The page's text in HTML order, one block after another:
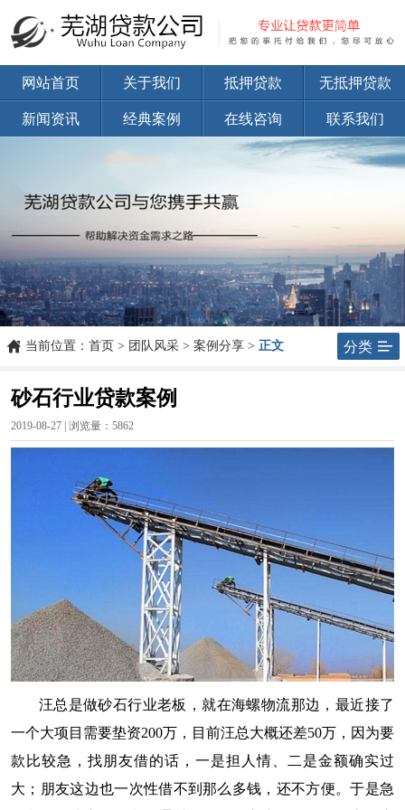
网站首页 关于我们 抵押贷款 无抵押贷款
新闻资讯 经典案例 在线咨询 联系我们
分类 
 当前位置： 首页 > 团队风采 > 案例分享 > 正文
砂石行业贷款案例
2019-08-27 | 浏览量：5862
汪总是做砂石行业老板，就在海螺物流那边，最近接了
一个大项目需要垫资200万，目前汪总大概还差50万，因为要
款比较急，找朋友借的话，一是担人情、二是金额确实过
大；朋友这边也一次性借不到那么多钱，还不方便。于是急